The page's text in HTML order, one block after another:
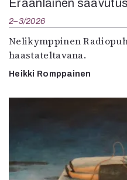
Eräänlainen saavutus
2–3/2026
Nelikymppinen
haastateltavana.
Heikki Romppainen